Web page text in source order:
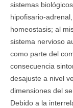
sistemas
hipofisario-
homeostasis; al
sistema nervioso
como parte del
consecuencia
desajuste a nivel
dimensiones del
Debido a la